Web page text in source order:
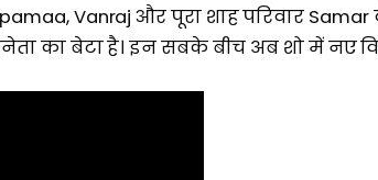
Vanraj और पूरा शाह परिवार Samar
का बेटा है। इन सबके बीच अब शो में नए